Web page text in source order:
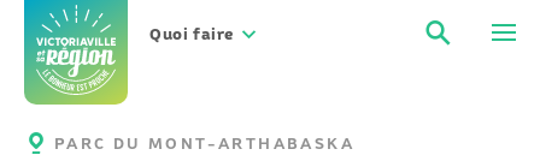
contenu
Quoi faire
PARC DU MONT-ARTHABASKA